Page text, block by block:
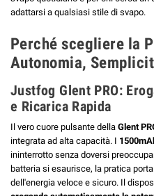
adattarsi a qualsiasi stile di svapo.
Perché scegliere la
Autonomia,
Justfog Glent PRO:
e Ricarica Rapida
Il vero cuore pulsante della Glent
integrata ad alta capacità. I
ininterrotto senza doversi
batteria si esaurisce, la pratica porta
dell'energia veloce e sicuro. Il